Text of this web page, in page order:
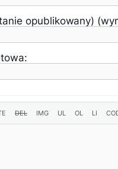
opublikowany)